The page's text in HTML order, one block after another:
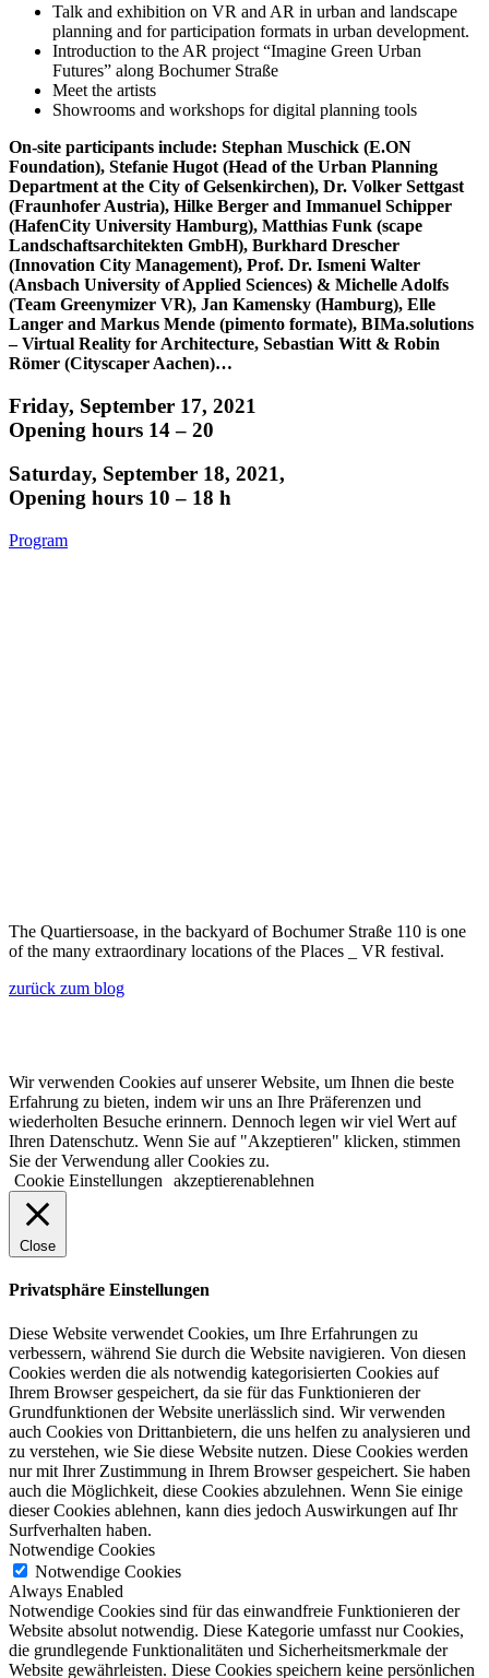
Talk and exhibition on VR and AR in urban and landscape
planning and for participation formats in urban development.
Introduction to the AR project “Imagine Green Urban
Futures” along Bochumer Straße
Meet the artists
Showrooms and workshops for digital planning tools
On-site participants include: Stephan Muschick (E.ON
Foundation), Stefanie Hugot (Head of the Urban Planning
Department at the City of Gelsenkirchen), Dr. Volker Settgast
(Fraunhofer Austria), Hilke Berger and Immanuel Schipper
(HafenCity University Hamburg), Matthias Funk (scape
Landschaftsarchitekten GmbH), Burkhard Drescher
(Innovation City Management), Prof. Dr. Ismeni Walter
(Ansbach University of Applied Sciences) & Michelle Adolfs
(Team Greenymizer VR), Jan Kamensky (Hamburg), Elle
Langer and Markus Mende (pimento formate), BIMa.solutions
– Virtual Reality for Architecture, Sebastian Witt & Robin
Römer (Cityscaper Aachen)…
Friday, September 17, 2021
Opening hours 14 – 20
Saturday, September 18, 2021,
Opening hours 10 – 18 h
Program
The Quartiersoase, in the backyard of Bochumer Straße 110 is one
of the many extraordinary locations of the Places _ VR festival.
zurück zum blog
Wir verwenden Cookies auf unserer Website, um Ihnen die beste
Erfahrung zu bieten, indem wir uns an Ihre Präferenzen und
wiederholten Besuche erinnern. Dennoch legen wir viel Wert auf
Ihren Datenschutz. Wenn Sie auf "Akzeptieren" klicken, stimmen
Sie der Verwendung aller Cookies zu.
Cookie Einstellungen
akzeptierenablehnen
Close
Privatsphäre Einstellungen
Diese Website verwendet Cookies, um Ihre Erfahrungen zu
verbessern, während Sie durch die Website navigieren. Von diesen
Cookies werden die als notwendig kategorisierten Cookies auf
Ihrem Browser gespeichert, da sie für das Funktionieren der
Grundfunktionen der Website unerlässlich sind. Wir verwenden
auch Cookies von Drittanbietern, die uns helfen zu analysieren und
zu verstehen, wie Sie diese Website nutzen. Diese Cookies werden
nur mit Ihrer Zustimmung in Ihrem Browser gespeichert. Sie haben
auch die Möglichkeit, diese Cookies abzulehnen. Wenn Sie einige
dieser Cookies ablehnen, kann dies jedoch Auswirkungen auf Ihr
Surfverhalten haben.
Notwendige Cookies
Notwendige Cookies
Always Enabled
Notwendige Cookies sind für das einwandfreie Funktionieren der
Website absolut notwendig. Diese Kategorie umfasst nur Cookies,
die grundlegende Funktionalitäten und Sicherheitsmerkmale der
Website gewährleisten. Diese Cookies speichern keine persönlichen